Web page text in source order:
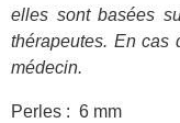
elles sont basées
thérapeutes. En cas
médecin.
Perles : 6 mm